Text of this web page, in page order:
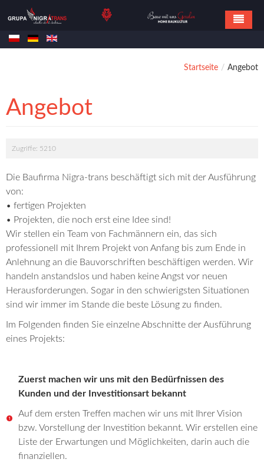
Die Referenzen
Kontakt
Startseite / Angebot
Angebot
Zugriffe: 5210
Die Baufirma Nigra-trans beschäftigt sich mit der Ausführung
von:
• fertigen Projekten
• Projekten, die noch erst eine Idee sind!
Wir stellen ein Team von Fachmännern ein, das sich
professionell mit Ihrem Projekt von Anfang bis zum Ende in
Anlehnung an die Bauvorschriften beschäftigen werden. Wir
handeln anstandslos und haben keine Angst vor neuen
Herausforderungen. Sogar in den schwierigsten Situationen
sind wir immer im Stande die beste Lösung zu finden.
Im Folgenden finden Sie einzelne Abschnitte der Ausführung
eines Projekts:
Zuerst machen wir uns mit den Bedürfnissen des
Kunden und der Investitionsart bekannt
Auf dem ersten Treffen machen wir uns mit Ihrer Vision
bzw. Vorstellung der Investition bekannt. Wir erstellen eine
Liste der Erwartungen und Möglichkeiten, darin auch die
finanziellen.